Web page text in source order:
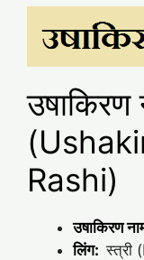
उषाकिरण
Rashi)
उषाकिरण
लिंग:स्त्री